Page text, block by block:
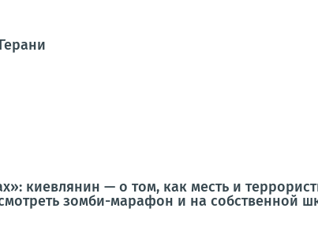
киевлянин — о том, как месть и
зомби-марафон и на собственной